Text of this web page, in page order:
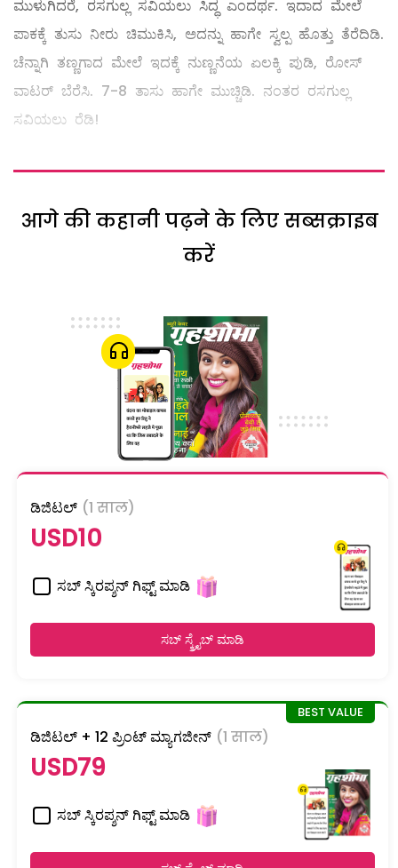
ಮುಳುಗಿದರೆ, ರಸಗುಲ್ಲ ಸವಿಯಲು ಸಿದ್ಧ ಎಂದರ್ಥ. ಇದಾದ ಮೇಲೆ
ಪಾಕಕ್ಕೆ ತುಸು ನೀರು ಚಿಮುಕಿಸಿ, ಅದನ್ನು ಹಾಗೇ ಸ್ವಲ್ಪ ಹೊತ್ತು ತೆರೆದಿಡಿ.
ಚೆನ್ನಾಗಿ ತಣ್ಣಗಾದ ಮೇಲೆ ಇದಕ್ಕೆ ನುಣ್ಣನೆಯ ಏಲಕ್ಕಿ ಪುಡಿ, ರೋಸ್‌
ವಾಟರ್‌ ಬೆರೆಸಿ. 7-8 ತಾಸು ಹಾಗೇ ಮುಚ್ಚಿಡಿ. ನಂತರ ರಸಗುಲ್ಲ
ಸವಿಯಲು ರೆಡಿ!
आगे की कहानी पढ़ने के लिए सब्सक्राइब
करें
ಡಿಜಿಟಲ್ (1 साल)
USD10
ಸಬ್ ಸ್ಕಿರಪ್ಶನ್ ಗಿಫ್ಟ್ ಮಾಡಿ
ಸಬ್ ಸ್ಕ್ರೈಬ್ ಮಾಡಿ
ಡಿಜಿಟಲ್ + 12 ಪ್ರಿಂಟ್ ಮ್ಯಾಗಜೀನ್ (1 साल)
USD79
ಸಬ್ ಸ್ಕಿರಪ್ಶನ್ ಗಿಫ್ಟ್ ಮಾಡಿ